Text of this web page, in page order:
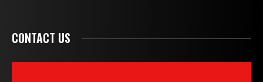
CONTACT US